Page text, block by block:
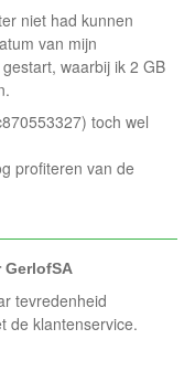
niet had kunnen
van mijn
waarbij ik 2 GB
toch wel
profiteren van de
GerlofSA
tevredenheid
de klantenservice.